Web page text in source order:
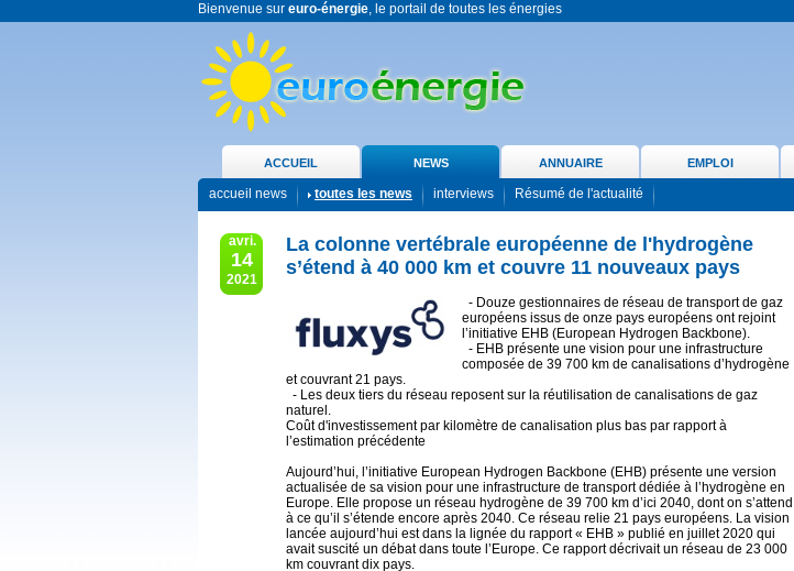
Bienvenue sur euro-énergie, le portail de toutes les énergies
ACCUEIL NEWS ANNUAIRE EMPLOI
accueil news toutes les news interviews Résumé de l'actualité
avri.
14
2021
La colonne vertébrale européenne de l'hydrogène
s’étend à 40 000 km et couvre 11 nouveaux pays
- Douze gestionnaires de réseau de transport de gaz
européens issus de onze pays européens ont rejoint
l’initiative EHB (European Hydrogen Backbone).
- EHB présente une vision pour une infrastructure
composée de 39 700 km de canalisations d’hydrogène
et couvrant 21 pays.
- Les deux tiers du réseau reposent sur la réutilisation de canalisations de gaz
naturel.
Coût d'investissement par kilomètre de canalisation plus bas par rapport à
l’estimation précédente
Aujourd’hui, l’initiative European Hydrogen Backbone (EHB) présente une version
actualisée de sa vision pour une infrastructure de transport dédiée à l’hydrogène en
Europe. Elle propose un réseau hydrogène de 39 700 km d’ici 2040, dont on s’attend
à ce qu’il s’étende encore après 2040. Ce réseau relie 21 pays européens. La vision
lancée aujourd’hui est dans la lignée du rapport « EHB » publié en juillet 2020 qui
avait suscité un débat dans toute l’Europe. Ce rapport décrivait un réseau de 23 000
km couvrant dix pays.